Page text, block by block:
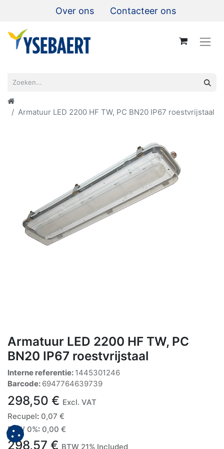
Over ons Contacteer ons
Armatuur LED 2200 HF TW, PC BN20 IP67 roestvrijstaal
Armatuur LED 2200 HF TW, PC
BN20 IP67 roestvrijstaal
Interne referentie: 1445301246
Barcode: 6947764639739
298,50 € Excl. VAT
Recupel: 0,07 €
BTW 0%: 0,00 €
298,57 € BTW 21% Included